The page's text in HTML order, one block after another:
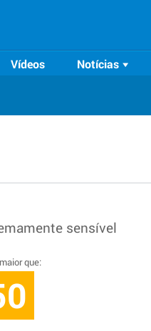
Vídeos Notícias
sensível
que: